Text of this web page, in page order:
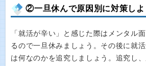
②一旦休んで原因別に対策しよ
「就活が辛い」と感じた際はメンタル
るので一旦休みましょう。その後に就
は何なのかを追究しましょう。追究し